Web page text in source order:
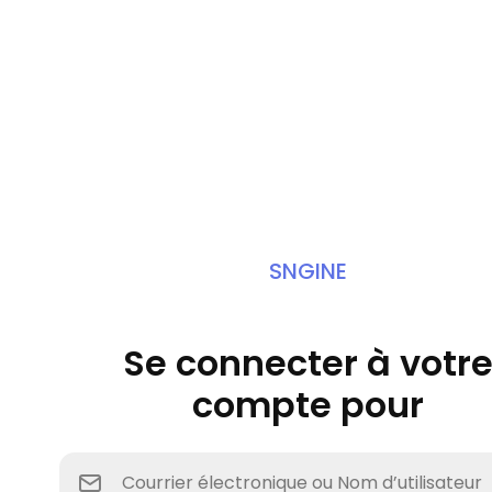
SNGINE
Se connecter à votre
compte pour